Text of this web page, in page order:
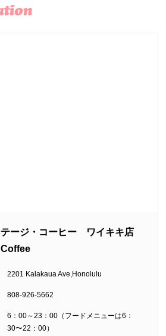
テージ・コーヒー ワイキキ店
2201 Kalakaua Ave,Honolulu
808-926-5662
6：00～23：00（フードメニューは6：
30〜22：00）